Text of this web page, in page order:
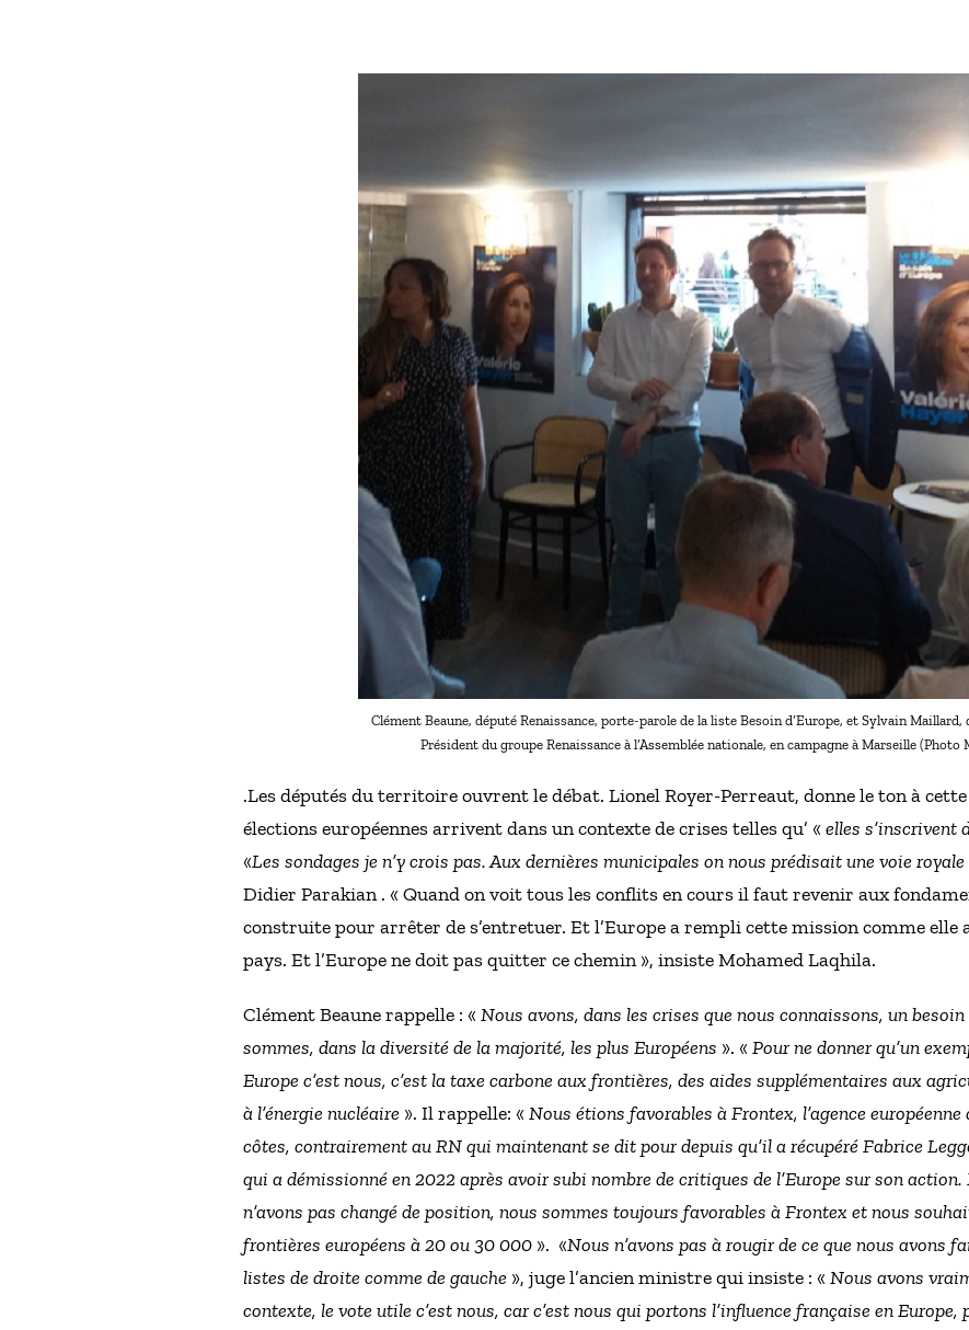
Clément Beaune, député Renaissance, porte-parole de la liste Besoin d’Europe, et Sylvain Maillard,
Président du groupe Renaissance à l’Assemblée nationale, en campagne à Marseille (Photo
.Les députés du territoire ouvrent le débat. Lionel Royer-Perreaut, donne le ton à
élections européennes arrivent dans un contexte de crises telles qu’ « elles s’inscrivent
«Les sondages je n’y crois pas. Aux dernières municipales on nous prédisait une voie
Didier Parakian . « Quand on voit tous les conflits en cours il faut revenir aux
construite pour arrêter de s’entretuer. Et l’Europe a rempli cette mission comme
pays. Et l’Europe ne doit pas quitter ce chemin », insiste Mohamed Laqhila.
Clément Beaune rappelle : « Nous avons, dans les crises que nous connaissons, un
sommes, dans la diversité de la majorité, les plus Européens ». « Pour ne donner qu’un
Europe c’est nous, c’est la taxe carbone aux frontières, des aides supplémentaires aux
à l’énergie nucléaire ». Il rappelle: « Nous étions favorables à Frontex, l’agence
côtes, contrairement au RN qui maintenant se dit pour depuis qu’il a récupéré Fabrice
qui a démissionné en 2022 après avoir subi nombre de critiques de l’Europe sur son action.
n’avons pas changé de position, nous sommes toujours favorables à Frontex et nous
frontières européens à 20 ou 30 000 ». «Nous n’avons pas à rougir de ce que nous avons
listes de droite comme de gauche », juge l’ancien ministre qui insiste : « Nous avons
contexte, le vote utile c’est nous, car c’est nous qui portons l’influence française en Europe,